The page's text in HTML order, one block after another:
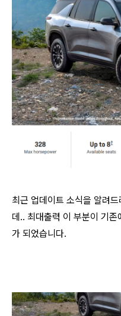
최근 업데이트 소식을 알려
데.. 최대출력 이 부분이 기
가 되었습니다.